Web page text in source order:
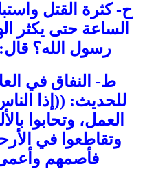
ح- كثرة القتل
الساعة حتى يكثر
رسول الله؟ قال:
ط- النفاق في
للحديث: ((إذا
العمل، وتحابوا
وتقاطعوا في
فأصمهم وأعمى